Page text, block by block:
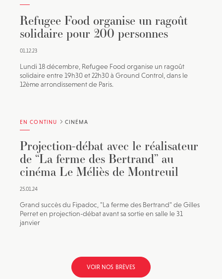
Refugee Food organise un ragoût
solidaire pour 200 personnes
01.12.23
Lundi 18 décembre, Refugee Food organise un ragoût
solidaire entre 19h30 et 22h30 à Ground Control, dans le
12ème arrondissement de Paris.
EN CONTINU CINÉMA
Projection-débat avec le réalisateur
de “La ferme des Bertrand” au
cinéma Le Méliès de Montreuil
25.01.24
Grand succès du Fipadoc, "La ferme des Bertrand" de Gilles
Perret en projection-débat avant sa sortie en salle le 31
janvier
VOIR NOS BRÈVES